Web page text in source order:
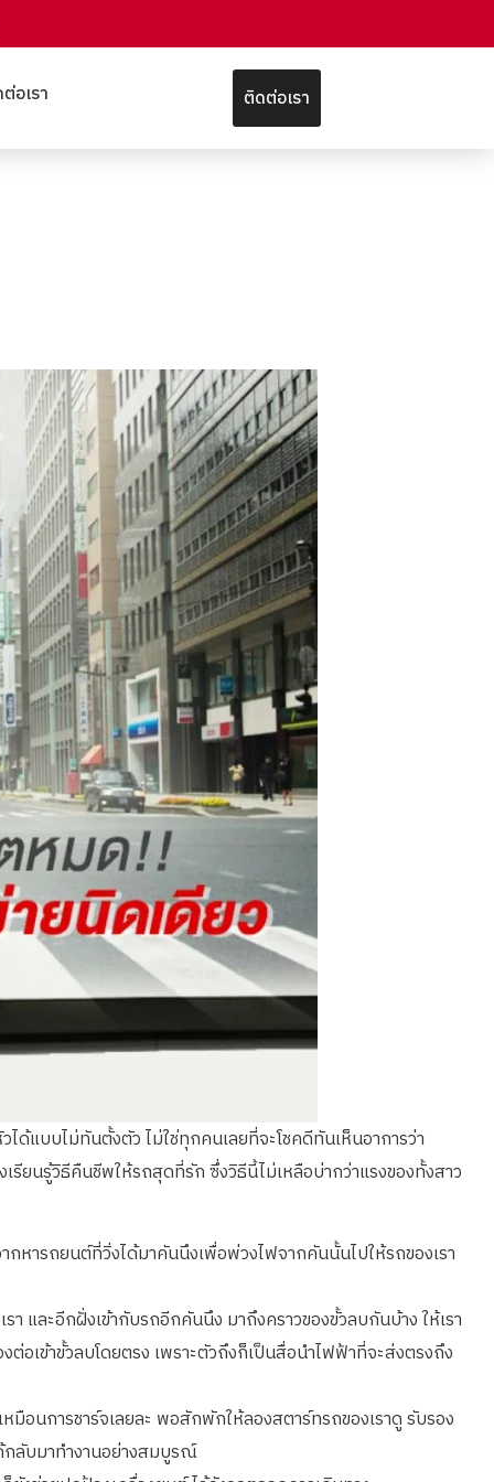
อเรา ติดต่อเรา
บบไม่ทันตั้งตัว ไม่ใช่ทุกคนเลยที่จะโชคดีทันเห็นอาการว่า
รียนรู้วิธีคืนชีพให้รถสุดที่รัก ซึ่งวิธีนี้ไม่เหลือบ่ากว่าแรงของทั้งสาว
กหารถยนต์ที่วิ่งได้มาคันนึงเพื่อพ่วงไฟจากคันนั้นไปให้รถของเรา
และอีกฝั่งเข้ากับรถอีกคันนึง มาถึงคราวของขั้วลบกันบ้าง ให้เรา
อเข้าขั้วลบโดยตรง เพราะตัวถึงก็เป็นสื่อนำไฟฟ้าที่จะส่งตรงถึง
มือนการชาร์จเลยละ พอสักพักให้ลองสตาร์ทรถของเราดู รับรอง
กลับมาทำงานอย่างสมบูรณ์